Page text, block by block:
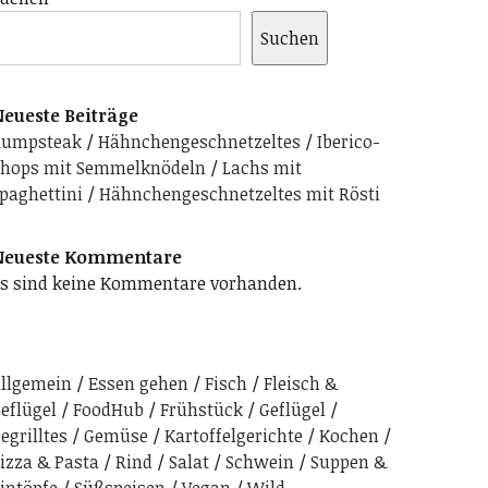
Suchen
Beiträge
Hähnchengeschnetzeltes
Iberico-
mit Semmelknödeln
Lachs mit
Hähnchengeschnetzeltes mit Rösti
Kommentare
sind keine Kommentare vorhanden.
Essen gehen Fisch
Fleisch &
FoodHub Frühstück
Geflügel
Gemüse Kartoffelgerichte
Kochen
& Pasta
Rind Salat Schwein
Suppen &